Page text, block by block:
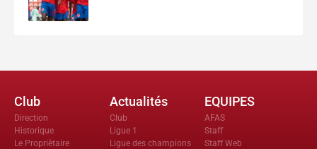
Club
Direction
Historique
Le Propriètaire
Actualités
Club
Ligue 1
Ligue des champions
EQUIPES
AFAS
Staff
Staff Web